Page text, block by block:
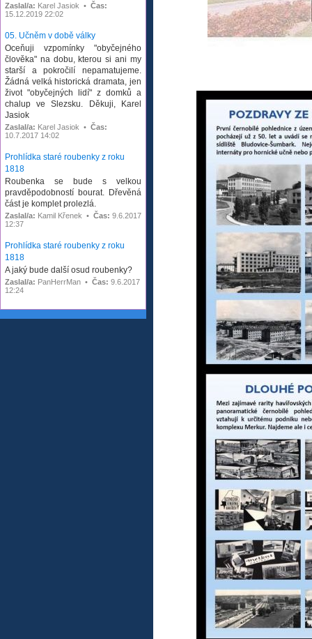
Zaslal/a: Karel Jasiok • Čas:
15.12.2019 22:02
05. Učněm v době války
Oceňuji vzpomínky "obyčejného
člověka" na dobu, kterou si ani my
starší a pokročilí nepamatujeme.
Žádná velká historická dramata, jen
život "obyčejných lidí" z domků a
chalup ve Slezsku. Děkuji, Karel
Jasiok
Zaslal/a: Karel Jasiok • Čas:
10.7.2017 14:02
Prohlídka staré roubenky z roku
1818
Roubenka se bude s velkou
pravděpodobností bourat. Dřevěná
část je komplet prolezlá.
Zaslal/a: Kamil Křenek • Čas: 9.6.2017
12:37
Prohlídka staré roubenky z roku
1818
A jaký bude další osud roubenky?
Zaslal/a: PanHerrMan • Čas: 9.6.2017
12:24